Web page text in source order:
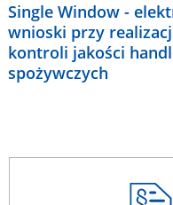
Single Window -
wnioski przy
kontroli jakości
spożywczych